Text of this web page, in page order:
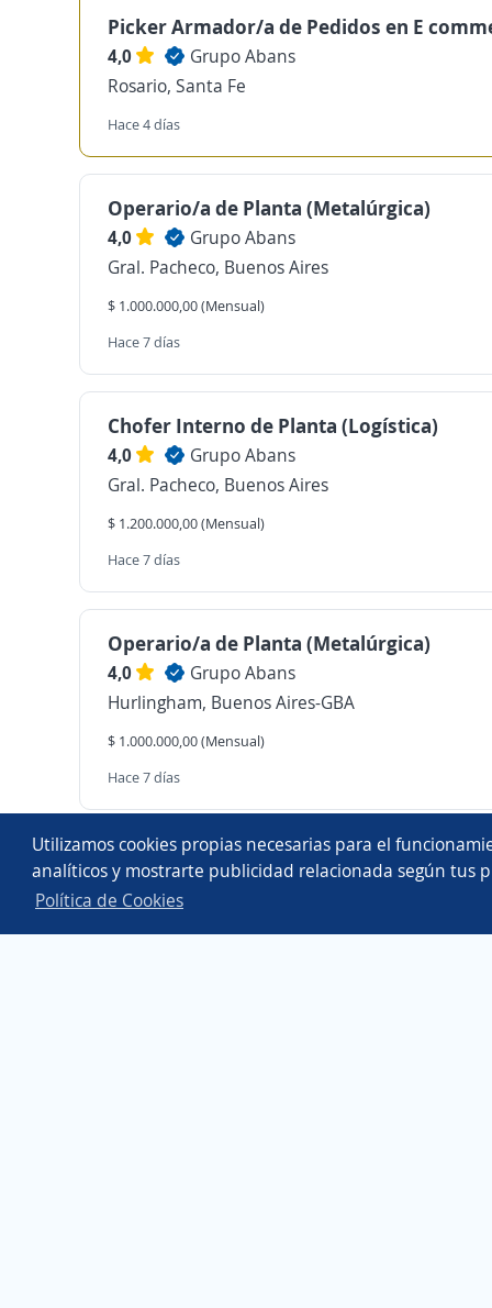
Utilizamos cookies propias necesarias para el
analíticos y mostrarte publicidad relacionada según tus
Política de Cookies
Picker Armador/a de Pedidos en E
4,0
Grupo Abans
Rosario, Santa Fe
Hace 4 días
Operario/a de Planta (Metalúrgica)
4,0
Grupo Abans
Gral. Pacheco, Buenos Aires
$ 1.000.000,00 (Mensual)
Hace 7 días
Chofer Interno de Planta (Logística)
4,0
Grupo Abans
Gral. Pacheco, Buenos Aires
$ 1.200.000,00 (Mensual)
Hace 7 días
Operario/a de Planta (Metalúrgica)
4,0
Grupo Abans
Hurlingham, Buenos Aires-GBA
$ 1.000.000,00 (Mensual)
Hace 7 días
Copyright 2014 - 2026 DGNET LTD.
Aviso legal/privacidad